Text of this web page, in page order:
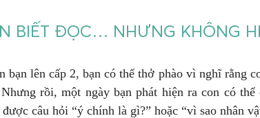
BIẾT ĐỌC… NHƯNG KHÔNG
bạn lên cấp 2, bạn có thể thở phào vì nghĩ rằng
rồi, một ngày bạn phát hiện ra con có
câu hỏi “ý chính là gì?” hoặc “vì sao nhân